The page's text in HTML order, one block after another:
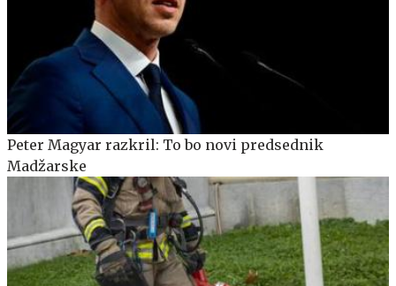
Peter Magyar razkril: To bo novi predsednik
Madžarske